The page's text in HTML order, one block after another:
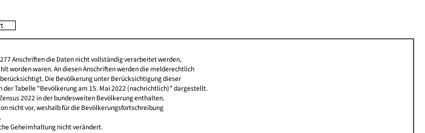
Anschriften die Daten nicht vollständig verarbeitet werden,
worden waren. An diesen Anschriften werden die melderechtlich
Die Bevölkerung unter Berücksichtigung dieser
der Tabelle "Bevölkerung am 15. Mai 2022 (nachrichtlich)" dargestellt.
2022 in der bundesweiten Bevölkerung enthalten.
nicht vor, weshalb für die Bevölkerungsfortschreibung
Geheimhaltung nicht verändert.